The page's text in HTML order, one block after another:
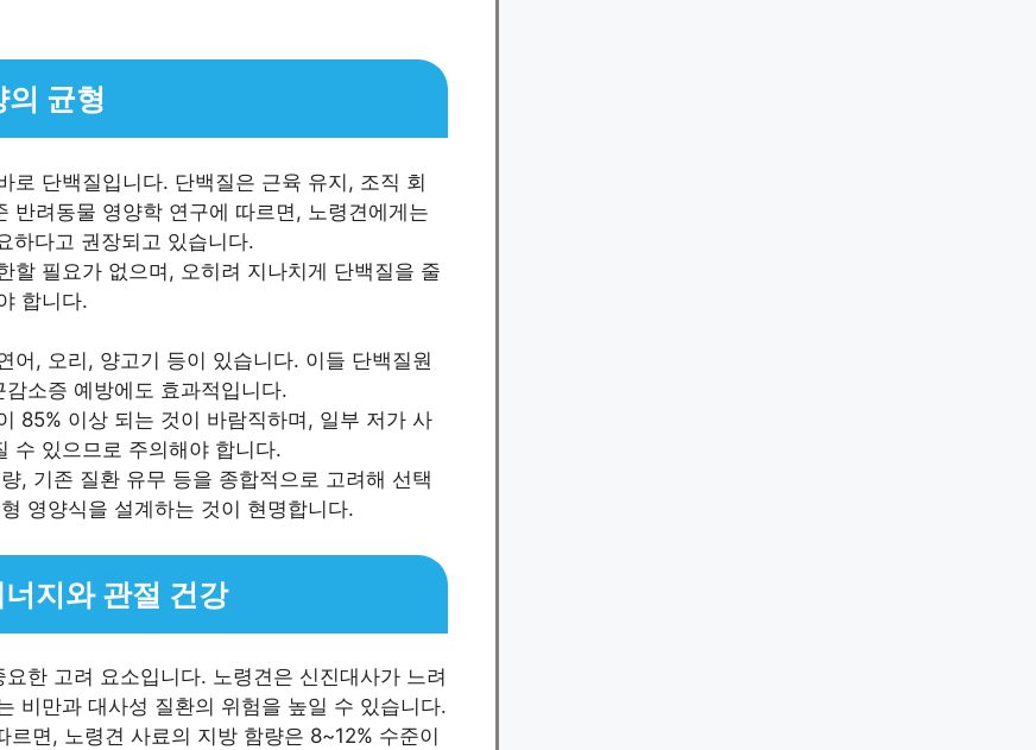
균형
로 단백질입니다. 단백질은 근육 유지, 조직 회
려동물 영양학 연구에 따르면, 노령견에게는
하다고 권장되고 있습니다.
할 필요가 없으며, 오히려 지나치게 단백질을 줄
합니다.
어, 오리, 양고기 등이 있습니다. 이들 단백질원
소증 예방에도 효과적입니다.
85% 이상 되는 것이 바람직하며, 일부 저가 사
수 있으므로 주의해야 합니다.
, 기존 질환 유무 등을 종합적으로 고려해 선택
영양식을 설계하는 것이 현명합니다.
지와 관절 건강
한 고려 요소입니다. 노령견은 신진대사가 느려
비만과 대사성 질환의 위험을 높일 수 있습니다.
면, 노령견 사료의 지방 함량은 8~12% 수준이